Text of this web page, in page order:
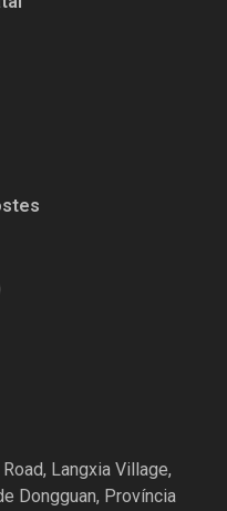
Langxia Village,
Dongguan, Província